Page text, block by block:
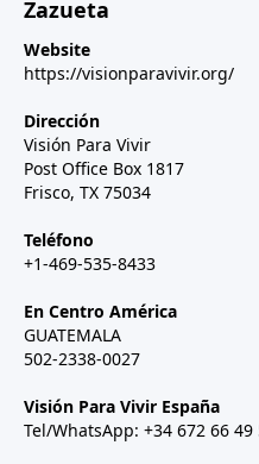
Zazueta
Website
https://visionparavivir.org/
Dirección
Visión Para Vivir
Post Office Box 1817
Frisco, TX 75034
Teléfono
+1-469-535-8433
En Centro América
GUATEMALA
502-2338-0027
Visión Para Vivir España
Tel/WhatsApp: +34 672 66 49